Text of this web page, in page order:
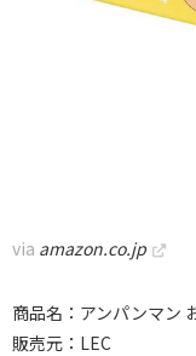
via amazon.co.jp
商品名：アンパンマン
販売元：LEC